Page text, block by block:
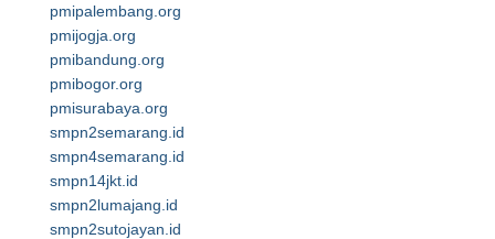
pmipalembang.org
pmijogja.org
pmibandung.org
pmibogor.org
pmisurabaya.org
smpn2semarang.id
smpn4semarang.id
smpn14jkt.id
smpn2lumajang.id
smpn2sutojayan.id